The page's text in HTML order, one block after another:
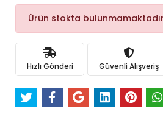
Ürün stokta
Hızlı Gönderi Güvenli Alışveriş